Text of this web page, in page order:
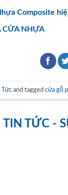
Composite
CỬA NHỰA
Tứcand tagged cửa gỗ
TIN TỨC -